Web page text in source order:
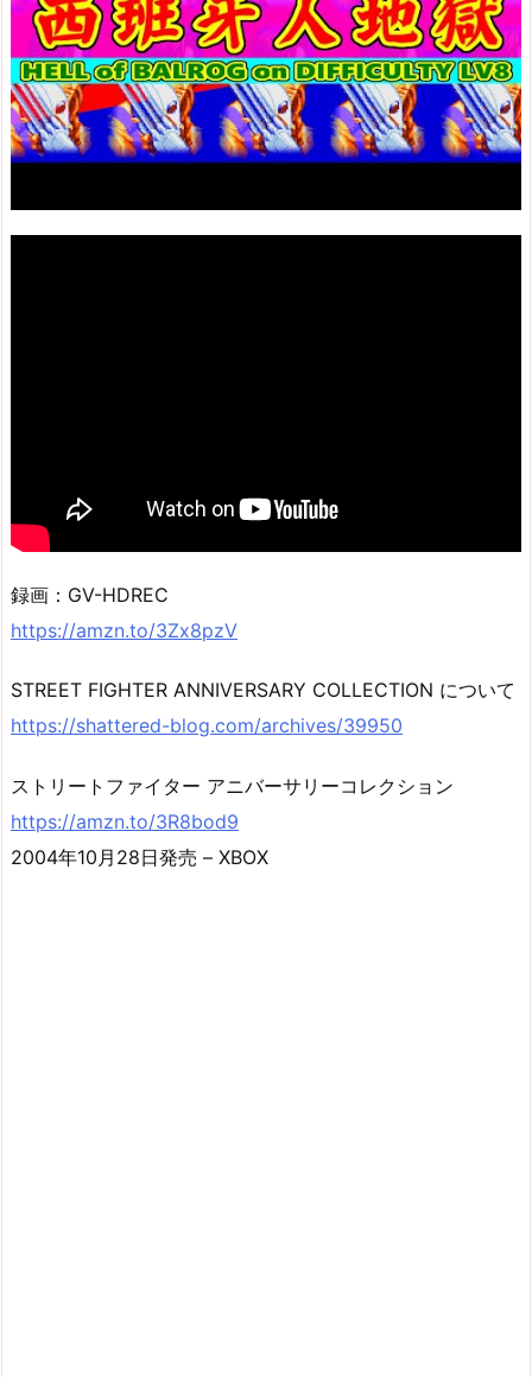
録画：GV-HDREC
https://amzn.to/3Zx8pzV
STREET FIGHTER ANNIVERSARY COLLECTION について
https://shattered-blog.com/archives/39950
ストリートファイター アニバーサリーコレクション
https://amzn.to/3R8bod9
2004年10月28日発売 – XBOX